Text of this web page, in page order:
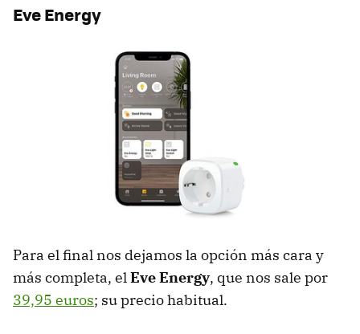
Eve Energy
Para el final nos dejamos la opción más cara y
más completa, elEve Energy, que nos sale por
39,95 euros; su precio habitual.